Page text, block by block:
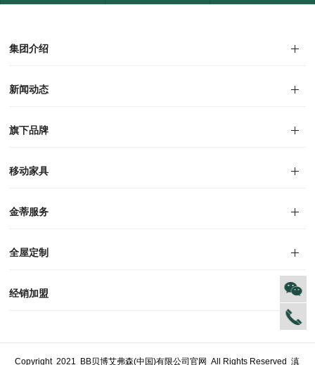
集团介绍
集团介绍
企业文化
人才招聘
商学院
VR全景展厅
董事长介绍
新闻动态
对外公告
家居资讯
旗下品牌
品牌文化
荣誉资质
产品专利
电子画册
移动家具
迪尚
西瑞
洛斯
里奥
洛卡
美舍
新古典
纯美
金蒂服务
售后服务
防伪识别
投诉建议
全屋定制
风格定制
空间定制
户型案例
材质展示
预约量尺
经销加盟
Copyright 2021 BB贝博艾弗森(中国)有限公司官网 All Rights Reserved滇